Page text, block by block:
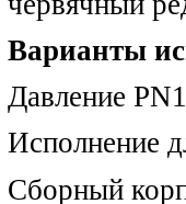
Варианты
Давление
Исполнение
Сборный